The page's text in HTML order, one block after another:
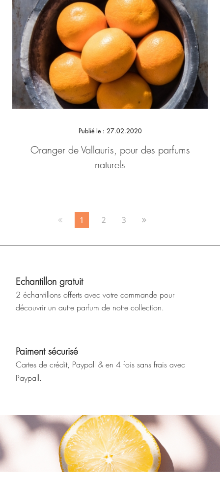
Publié le : 27.02.2020
Oranger de Vallauris, pour des parfums
naturels
1 2 3
Echantillon gratuit
2 échantillons offerts avec votre commande pour
découvrir un autre parfum de notre collection.
Paiment sécurisé
Cartes de crédit, Paypall & en 4 fois sans frais avec
Paypall.